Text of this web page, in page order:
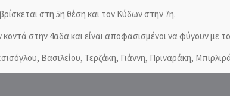
στη 5η θέση και τον Κύδων στην 7η.
κοντά στην 4αδα και είναι αποφασισμένοι να φύγουν
Βασιλείου, Τερζάκη, Γιάννη, Πριναράκη,